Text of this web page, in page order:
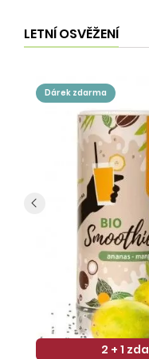
LETNÍ OSVĚŽENÍ
dárek zdarma
2 + 1